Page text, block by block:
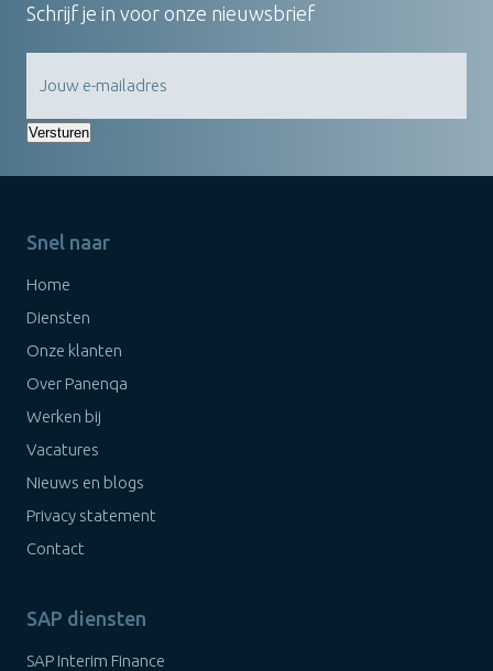
Schrijf je in voor onze nieuwsbrief
Versturen
Snel naar
Home
Diensten
Onze klanten
Over Panenqa
Werken bij
Vacatures
Nieuws en blogs
Privacy statement
Contact
SAP diensten
SAP Interim Finance